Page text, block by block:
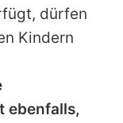
dürfen
Kindern
ebenfalls,